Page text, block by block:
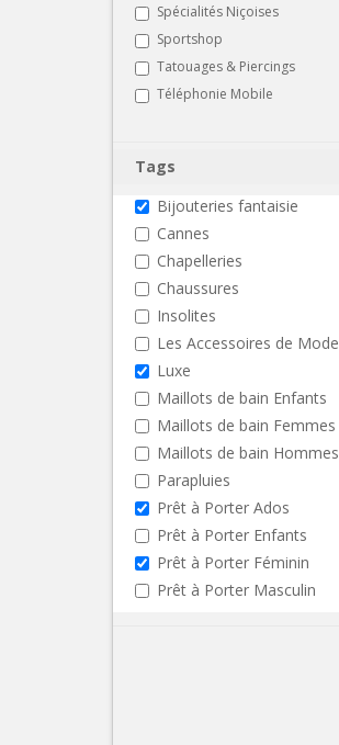
Spécialités Niçoises
Sportshop
Tatouages & Piercings
Téléphonie Mobile
Tags
Bijouteries fantaisie
Cannes
Chapelleries
Chaussures
Insolites
Les Accessoires de Mode
Luxe
Maillots de bain Enfants
Maillots de bain Femmes
Maillots de bain Hommes
Parapluies
Prêt à Porter Ados
Prêt à Porter Enfants
Prêt à Porter Féminin
Prêt à Porter Masculin